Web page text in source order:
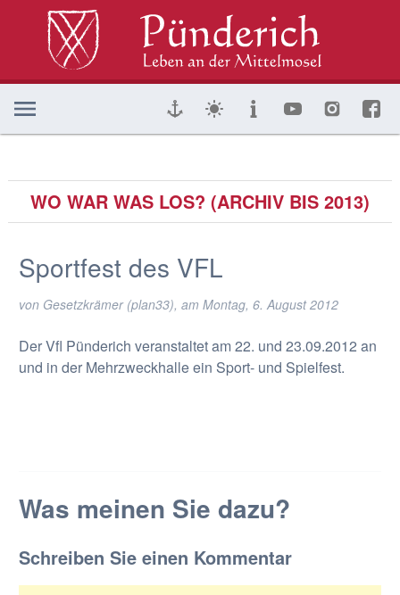
WO WAR WAS LOS? (ARCHIV BIS 2013)
Sportfest des VFL
von Gesetzkrämer (plan33), am Montag, 6. August 2012
Der Vfl Pünderich veranstaltet am 22. und 23.09.2012 an
und in der Mehrzweckhalle ein Sport- und Spielfest.
Was meinen Sie dazu?
Schreiben Sie einen Kommentar